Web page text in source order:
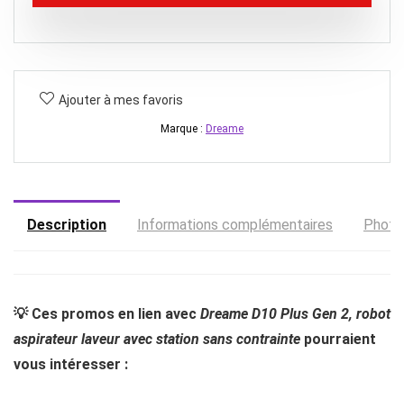
Ajouter à mes favoris
Marque : Dreame
Description Informations complémentaires
💡 Ces promos en lien avec Dreame D10 Plus Gen 2, robot
aspirateur laveur avec station sans contrainte pourraient
vous intéresser :